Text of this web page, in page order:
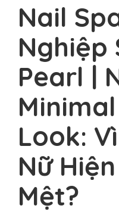
Nail
Nghiệp
Pearl |
Look:
Nữ
Mệt?